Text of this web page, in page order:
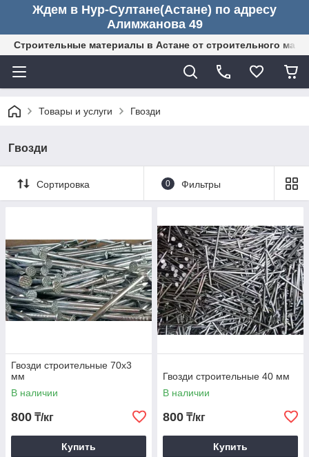
Ждем в Нур-Султане(Астане) по адресу
Алимжанова 49
Строительные материалы в Астане от строительного
Товары и услуги Гвозди
Гвозди
Сортировка 0 Фильтры
Гвозди строительные 70х3
мм
В наличии
800 ₸/кг
Купить
Гвозди строительные 40 мм
В наличии
800 ₸/кг
Купить